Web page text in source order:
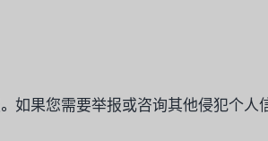
如果您需要举报或咨询其他侵犯个人